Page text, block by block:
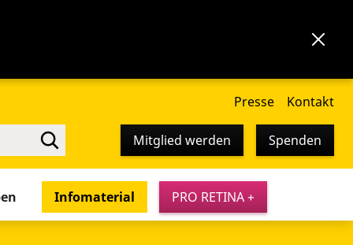
Presse Kontakt
Mitglied werden Spenden
Infomaterial PRO RETINA +